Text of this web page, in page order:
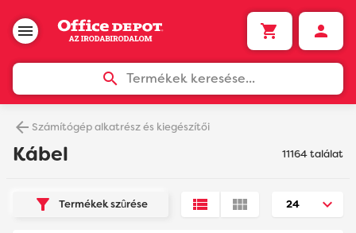
Termékek keresése...
Számítógép alkatrész és kiegészítői
11164 találat
Kábel
Termékek szûrése